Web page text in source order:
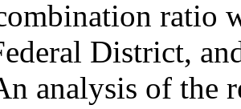
ratio
District,
analysis of the